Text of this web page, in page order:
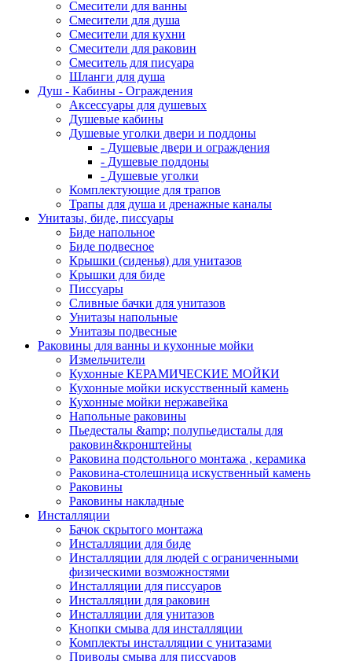
Смесители для ванны
Смесители для душа
Смесители для кухни
Смесители для раковин
Смеситель для писуара
Шланги для душа
Душ - Кабины - Ограждения
Аксессуары для душевых
Душевые кабины
Душевые уголки двери и поддоны
- Душевые двери и ограждения
- Душевые поддоны
- Душевые уголки
Комплектующие для трапов
Трапы для душа и дренажные каналы
Унитазы, биде, писсуары
Биде напольное
Биде подвесное
Крышки (сиденья) для унитазов
Крышки для биде
Писсуары
Сливные бачки для унитазов
Унитазы напольные
Унитазы подвесные
Раковины для ванны и кухонные мойки
Измельчители
Кухонные КЕРАМИЧЕСКИЕ МОЙКИ
Кухонные мойки искусственный камень
Кухонные мойки нержавейка
Напольные раковины
Пьедесталы &amp; полупьедисталы для
раковин&кронштейны
Раковина подстольного монтажа , керамика
Раковина-столешница искуственный камень
Раковины
Раковины накладные
Инсталляции
Бачок скрытого монтажа
Инсталляции для биде
Инсталляции для людей с ограниченными
физическими возможностями
Инсталляции для писсуаров
Инсталляции для раковин
Инсталляции для унитазов
Кнопки смыва для инсталляции
Комплекты инсталляции с унитазами
Приводы смыва для писсуаров